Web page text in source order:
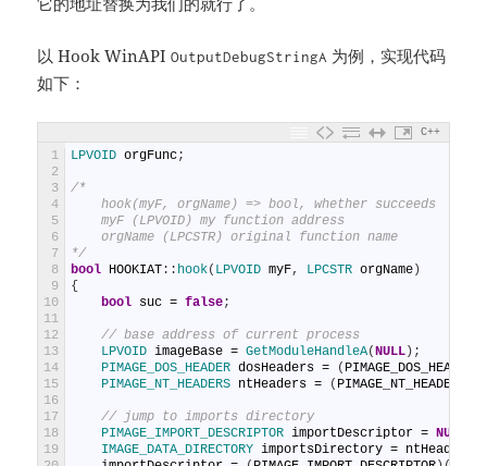
以 Hook WinAPIOutputDebugStringA 为例，实现代码
如下：
C++
1
2
3
4
5
6
7
8
9
10
11
12
13
14
15
16
17
18
19
LPVOID orgFunc;
/*
hook(myF, orgName) => bool, whether succeeds
myF (LPVOID) my function address
orgName (LPCSTR) original function name
*/
bool HOOKIAT : : hook( LPVOID myF, LPCSTR orgName )
{
bool suc = false;
// base address of current process
LPVOID imageBase = GetModuleHandleA(NULL ) ;
PIMAGE_DOS_HEADER dosHeaders = ( PIMAGE_DOS_HEADER
PIMAGE_NT_HEADERS ntHeaders = ( PIMAGE_NT_HEADERS
// jump to imports directory
PIMAGE_IMPORT_DESCRIPTOR importDescriptor = NULL
IMAGE_DATA_DIRECTORY importsDirectory = ntHeaders